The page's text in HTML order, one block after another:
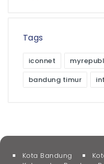
Tags
iconnet
bandung timur
Kota Bandung